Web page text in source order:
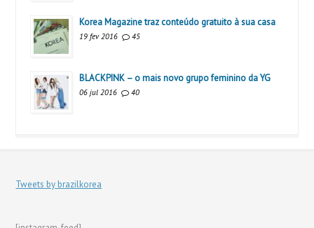
Korea Magazine traz conteúdo gratuito à sua casa
19 fev 2016 45
BLACKPINK – o mais novo grupo feminino da YG
06 jul 2016 40
Tweets by brazilkorea